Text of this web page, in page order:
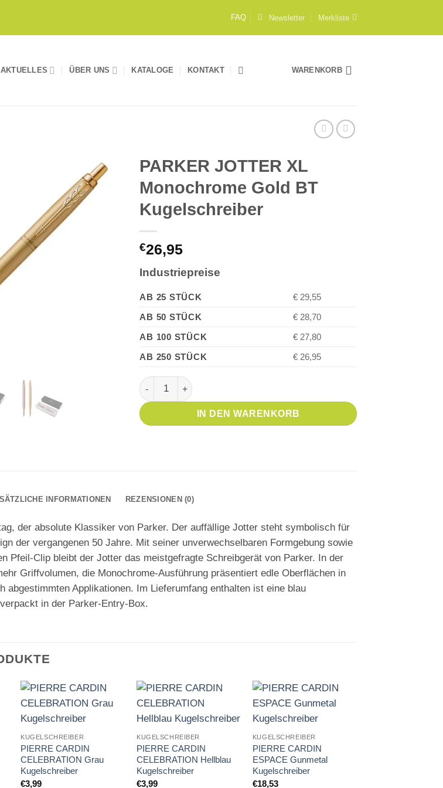
FAQ Newsletter Merkliste
AKTUELLES ÜBER UNS KATALOGE KONTAKT WARENKORB
Auf die
Merkliste
PARKER JOTTER XL
Monochrome Gold BT
Kugelschreiber
€26,95
Industriepreise
AB 25 STÜCK
€ 29,55
AB 50 STÜCK
€ 28,70
AB 100 STÜCK
€ 27,80
AB 250 STÜCK
€ 26,95
PARKER JOTTER XL Monochrome Gold BT Kugelschreiber Menge
IN DEN WARENKORB
INFORMATIONEN REZENSIONEN (0)
der absolute Klassiker von Parker. Der auffällige Jotter steht symbolisch für
der vergangenen 50 Jahre. Mit seiner unverwechselbaren Formgebung sowie
Pfeil-Clip bleibt der Jotter das meistgefragte Schreibgerät von Parker. In der
Griffvolumen, die Monochrome-Ausführung präsentiert edle Oberflächen in
abgestimmten Applikationen. Im Lieferumfang enthalten ist eine blau
in der Parker-Entry-Box.
KUGELSCHREIBER
PIERRE CARDIN
CELEBRATION Grau
Kugelschreiber
€3,99
Auf die
Merkliste
KUGELSCHREIBER
PIERRE CARDIN
CELEBRATION Hellblau
Kugelschreiber
€3,99
KUGELSCHREIBER
PIERRE CARDIN
ESPACE Gunmetal
Kugelschreiber
€18,53